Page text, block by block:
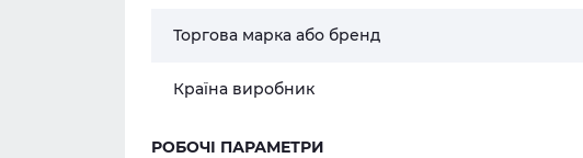
Торгова марка або бренд
Країна виробник
РОБОЧІ ПАРАМЕТРИ